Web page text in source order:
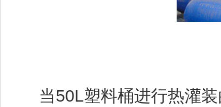
当50L塑料桶进行热灌